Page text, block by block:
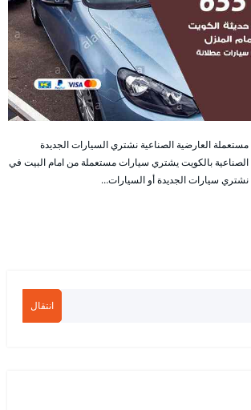
العارضية الصناعية نشتري السيارات الجديدة
الصناعية بالكويت يشتري سيارات مستعملة من امام البيت في
نشتري سيارات الجديدة أو السيارات…
انتقال